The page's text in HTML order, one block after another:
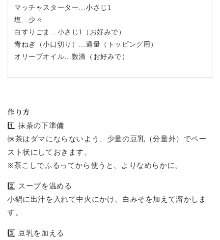
マッチャスターター…小さじ1
塩…少々
白すりごま…小さじ1（お好みで）
青ねぎ（小口切り）…適量（トッピング用）
オリーブオイル…数滴（お好みで）
作り方
1️⃣ 抹茶の下準備
抹茶はダマにならないよう、少量の豆乳（分量外）でペー
スト状にしておきます。
※茶こしでふるってから使うと、よりなめらかに。
2️⃣ スープを温める
小鍋に出汁を入れて中火にかけ、白みそを加えて溶かしま
す。
3️⃣ 豆乳を加える